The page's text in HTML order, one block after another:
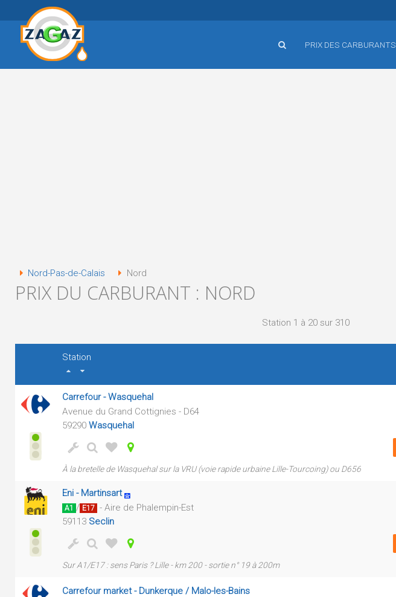
PRIX DES CARBURANTS
Nord-Pas-de-Calais Nord
PRIX DU CARBURANT : NORD
Station 1 à 20 sur 310
Station
Carrefour - Wasquehal
Avenue du Grand Cottignies - D64
59290 Wasquehal
À la bretelle de Wasquehal sur la VRU (voie rapide urbaine Lille-Tourcoing) ou D656
Eni - Martinsart
A1 / E17 - Aire de Phalempin-Est
59113 Seclin
Sur A1/E17 : sens Paris ? Lille - km 200 - sortie n° 19 à 200m
Carrefour market - Dunkerque / Malo-les-Bains